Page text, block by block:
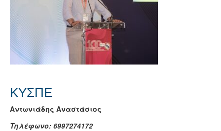
ΚΥΣΠΕ
Αντωνιάδης Αναστάσιος
Τηλέφωνο: 6997274172